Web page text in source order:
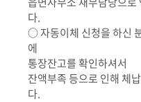
다.
○ 자동이체 신청을 하신
에
통장잔고를 확인하셔서
잔액부족 등으로 인해 체
다.